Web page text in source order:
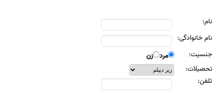
نام:
نام خانوادگی:
جنسيت:
مرد زن
تحصيلات:
تلفن: